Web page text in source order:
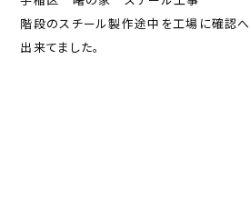
階段のスチール製作途中を工場に確認へ
出来てました。